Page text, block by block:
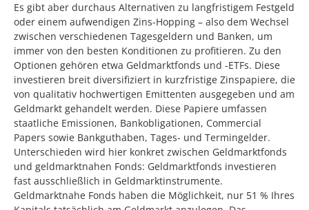
Es gibt aber durchaus Alternativen zu langfristigem Festgeld
oder einem aufwendigen Zins-Hopping – also dem Wechsel
zwischen verschiedenen Tagesgeldern und Banken, um
immer von den besten Konditionen zu profitieren. Zu den
Optionen gehören etwa Geldmarktfonds und -ETFs. Diese
investieren breit diversifiziert in kurzfristige Zinspapiere, die
von qualitativ hochwertigen Emittenten ausgegeben und am
Geldmarkt gehandelt werden. Diese Papiere umfassen
staatliche Emissionen, Bankobligationen, Commercial
Papers sowie Bankguthaben, Tages- und Termingelder.
Unterschieden wird hier konkret zwischen Geldmarktfonds
und geldmarktnahen Fonds: Geldmarktfonds investieren
fast ausschließlich in Geldmarktinstrumente.
Geldmarktnahe Fonds haben die Möglichkeit, nur 51 % Ihres